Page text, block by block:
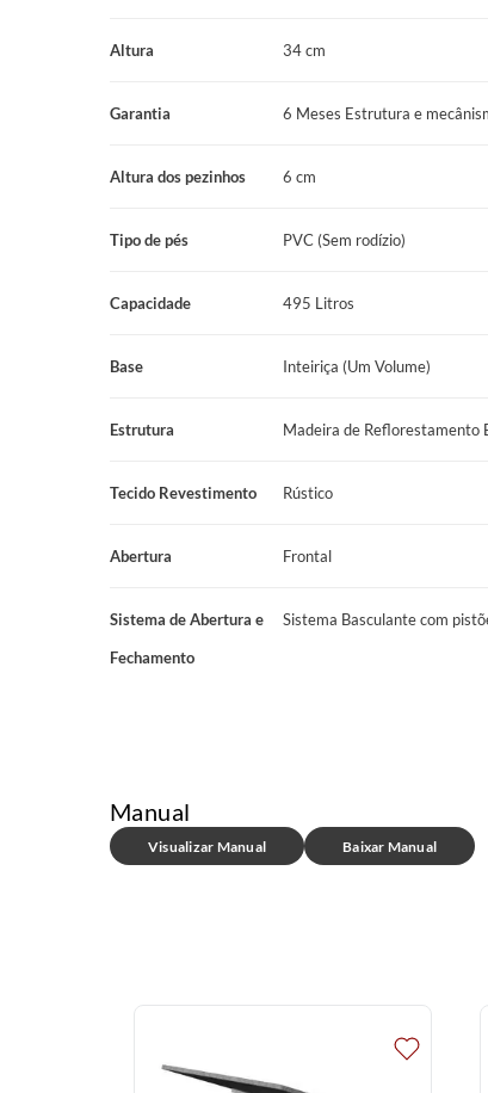
Revestimento superior: TNT
Comprimento: 188 cm
Garantia: 6 meses na estrutura e 3 meses no tecido.
Não nos responsabilizamos pelo transporte dos produtos
Altura 34 cm
Garantia 6 Meses Estrutura e
Altura dos pezinhos 6 cm
Tipo de pés PVC (Sem rodízio)
Capacidade 495 Litros
Base Inteiriça (Um Volume)
Estrutura Madeira de Reflorestamento
Tecido Revestimento Rústico
Abertura Frontal
Sistema de Abertura e
Fechamento
Sistema Basculante com
Manual
Visualizar Manual Baixar Manual